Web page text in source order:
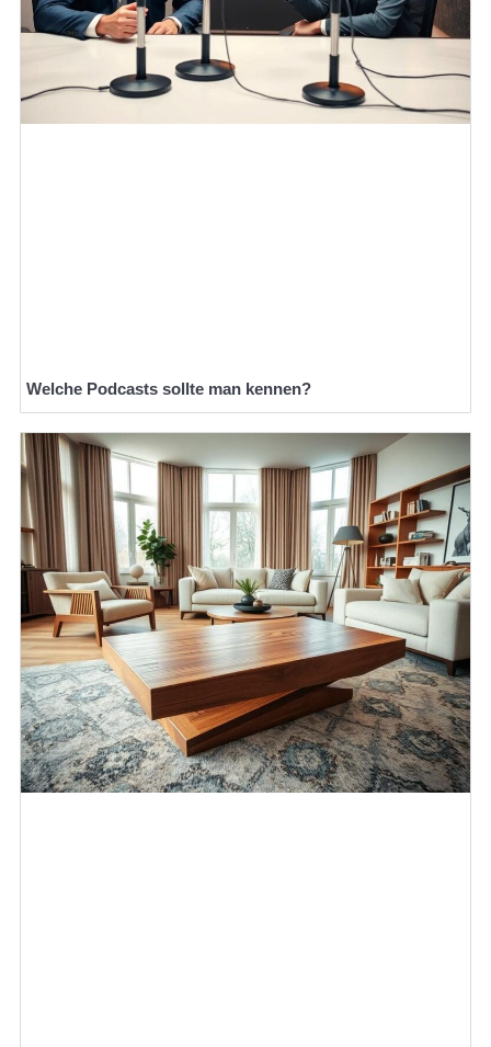
Welche Podcasts sollte man kennen?